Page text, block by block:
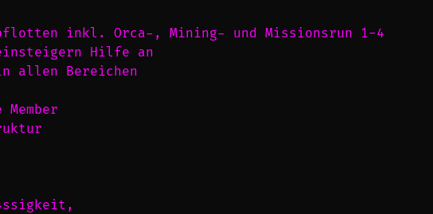
inkl. Orca-, Mining- und Missionsrun 1-4
Hilfe an
allen Bereichen